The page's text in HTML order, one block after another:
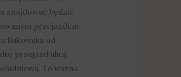
znajdować będzie
przejazdem
Bukowska od
przejazd ulicą
To ważna